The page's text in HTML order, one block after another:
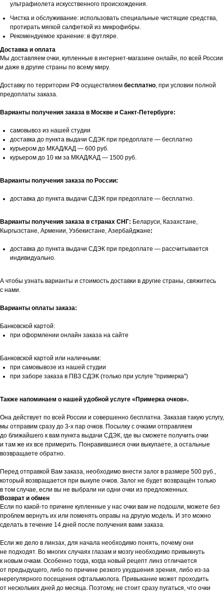
ультрафиолета искусственного происхождения.
Чистка и обслуживание: использовать специальные чистящие средства,
протирать мягкой салфеткой из микрофибры.
Рекомендуемое хранение: в футляре.
Доставка и оплата
Мы доставляем очки, купленные в интернет-магазине онлайн, по всей России
и даже в другие страны по всему миру.
Доставку по территории РФ осуществляем бесплатно, при условии полной
предоплаты заказа.
Варианты получения заказа в Москве и Санкт-Петербурге:
самовывоз из нашей студии
доставка до пункта выдачи СДЭК при предоплате — бесплатно
курьером до МКАД/КАД — 600 руб.
курьером до 10 км за МКАД/КАД — 1500 руб.
Варианты получения заказа по России:
доставка до пункта выдачи СДЭК при предоплате — бесплатно.
Варианты получения заказа в странах СНГ: Беларуси, Казахстане,
Кыргызстане, Армении, Узбекистане, Азербайджане:
доставка до пункта выдачи СДЭК при предоплате — рассчитывается
индивидуально.
А чтобы узнать варианты и стоимость доставки в другие страны, свяжитесь
с нами.
Варианты оплаты заказа:
Банковской картой:
при оформлении онлайн заказа на сайте
Банковской картой или наличными:
при самовывозе из нашей студии
при заборе заказа в ПВЗ СДЭК (только при услуге "примерка")
Также напоминаем о нашей удобной услуге «Примерка очков».
Она действует по всей России и совершенно бесплатна. Заказав такую услугу,
мы отправим сразу до 3-х пар очков. Посылку с очками отправляем
до ближайшего к вам пункта выдачи СДЭК, где вы сможете получить очки
и там же их все примерить. Понравившиеся очки выкупаете, а остальные
возвращаете обратно.
Перед отправкой Вам заказа, необходимо внести залог в размере 500 руб.,
который возвращается при выкупе очков. Залог не будет возвращён только
в том случае, если вы не выбрали ни одни очки из предложенных.
Возврат и обмен
Если по какой-то причине купленные у нас очки вам не подошли, можете без
проблем вернуть их или поменять оправы на другую модель. И это можно
сделать в течение 14 дней после получения вами заказа.
Если же дело в линзах, для начала необходимо понять, почему они
не подходят. Во многих случаях глазам и мозгу необходимо привыкнуть
к новым очкам. Особенно тогда, когда новый рецепт линз отличается
от предыдущего, либо по причине резкого ухудшения зрения, либо из-за
нерегулярного посещения офтальмолога. Привыкание может проходить
от нескольких дней до месяца. Поэтому, не стоит сразу пугаться, что очки